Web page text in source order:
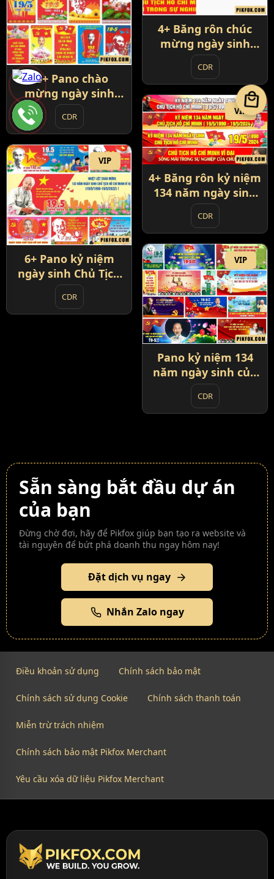
13+ Pano chào
mừng ngày sinh
Chủ Tịch Hồ Chí
Minh
CDR
4+ Băng rôn chúc
mừng ngày sinh
Chủ Tịch Hồ Chí
Minh
CDR
VIP
4+ Băng rôn kỷ niệm
134 năm ngày sinh
nhật Bác
CDR
VIP
6+ Pano kỷ niệm
ngày sinh Chủ Tịch
Hồ Chí Minh
CDR
VIP
Pano kỷ niệm 134
năm ngày sinh của
Bác Hồ
CDR
Sẵn sàng bắt đầu dự án
của bạn
Đừng chờ đợi, hãy để Pikfox giúp bạn tạo ra website và
tài nguyên để bứt phá doanh thu ngay hôm nay!
Đặt dịch vụ ngay
Nhắn Zalo ngay
Điều khoản sử dụng Chính sách bảo mật
Chính sách sử dụng Cookie Chính sách thanh toán
Miễn trừ trách nhiệm
Chính sách bảo mật Pikfox Merchant
Yêu cầu xóa dữ liệu Pikfox Merchant
local_mall